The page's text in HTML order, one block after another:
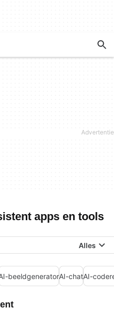
apps en tools
Alles
beeldgeneratorAI-chatAI-